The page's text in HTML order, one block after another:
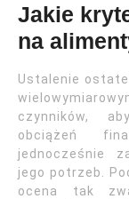
Jakie
na
Ustalenie
czynników,
obciążeń
jednocześnie
jego potrzeb.
ocena tak